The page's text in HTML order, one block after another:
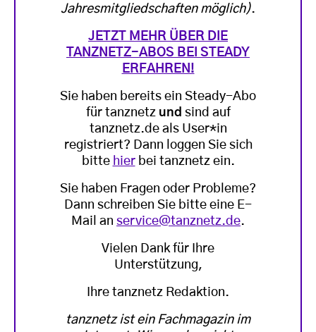
Jahresmitgliedschaften möglich).
JETZT MEHR ÜBER DIE
TANZNETZ-ABOS BEI STEADY
ERFAHREN!
Sie haben bereits ein Steady-Abo
für tanznetz und sind auf
tanznetz.de als User*in
registriert? Dann loggen Sie sich
bitte hierbei tanznetz ein.
Sie haben Fragen oder Probleme?
Dann schreiben Sie bitte eine E-
Mail an service@tanznetz.de.
Vielen Dank für Ihre
Unterstützung,
Ihre tanznetz Redaktion.
tanznetz ist ein Fachmagazin im